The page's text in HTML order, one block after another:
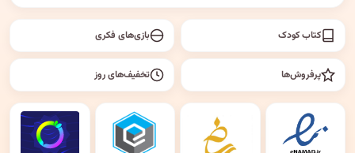
کتاب کودک بازی‌های فکری
پرفروش‌ها تخفیف‌های روز